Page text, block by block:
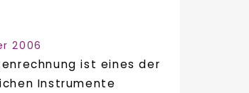
2006
ist eines der
Instrumente